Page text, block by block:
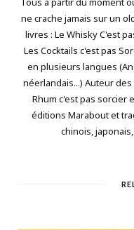
ne crache jamais sur un
livres : Le Whisky C'est
Les Cocktails c'est pas
en plusieurs langues
néerlandais...) Auteur des
Rhum c'est pas sorcier
éditions Marabout et
chinois,